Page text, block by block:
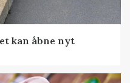
kan åbne nyt